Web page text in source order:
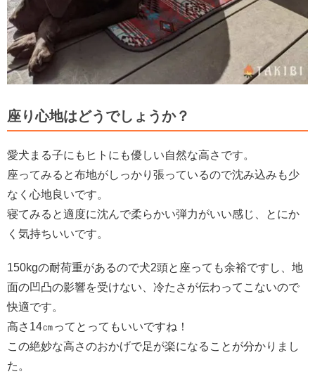
座り心地はどうでしょうか？
愛犬まる子にもヒトにも優しい自然な高さです。
座ってみると布地がしっかり張っているので沈み込みも少
なく心地良いです。
寝てみると適度に沈んで柔らかい弾力がいい感じ、とにか
く気持ちいいです。
150kgの耐荷重があるので犬2頭と座っても余裕ですし、地
面の凹凸の影響を受けない、冷たさが伝わってこないので
快適です。
高さ14㎝ってとってもいいですね！
この絶妙な高さのおかげで足が楽になることが分かりまし
た。